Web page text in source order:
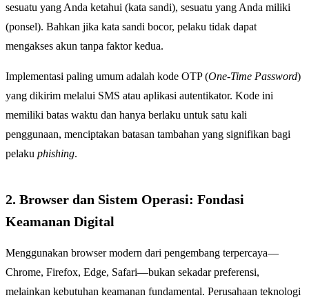
sesuatu yang Anda ketahui (kata sandi), sesuatu yang Anda miliki
(ponsel). Bahkan jika kata sandi bocor, pelaku tidak dapat
mengakses akun tanpa faktor kedua.
Implementasi paling umum adalah kode OTP (One-Time Password)
yang dikirim melalui SMS atau aplikasi autentikator. Kode ini
memiliki batas waktu dan hanya berlaku untuk satu kali
penggunaan, menciptakan batasan tambahan yang signifikan bagi
pelaku phishing.
2. Browser dan Sistem Operasi: Fondasi
Keamanan Digital
Menggunakan browser modern dari pengembang terpercaya—
Chrome, Firefox, Edge, Safari—bukan sekadar preferensi,
melainkan kebutuhan keamanan fundamental. Perusahaan teknologi